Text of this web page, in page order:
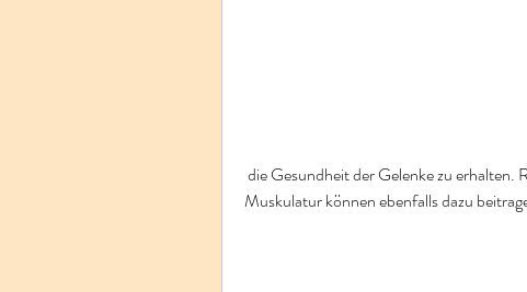
Muskulatur können ebenfalls dazu